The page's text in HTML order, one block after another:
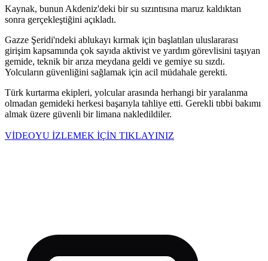
Kaynak, bunun Akdeniz'deki bir su sızıntısına maruz kaldıktan
sonra gerçekleştiğini açıkladı.
Gazze Şeridi'ndeki ablukayı kırmak için başlatılan uluslararası
girişim kapsamında çok sayıda aktivist ve yardım görevlisini taşıyan
gemide, teknik bir arıza meydana geldi ve gemiye su sızdı.
Yolcuların güvenliğini sağlamak için acil müdahale gerekti.
Türk kurtarma ekipleri, yolcular arasında herhangi bir yaralanma
olmadan gemideki herkesi başarıyla tahliye etti. Gerekli tıbbi bakımı
almak üzere güvenli bir limana nakledildiler.
VİDEOYU İZLEMEK İÇİN TIKLAYINIZ